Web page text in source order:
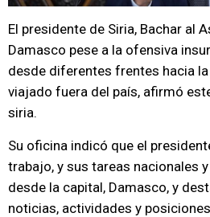
El presidente de Siria, Bachar al
Damasco pese a la ofensiva
desde diferentes frentes hacia
viajado fuera del país, afirmó
siria.
Su oficina indicó que el
trabajo, y sus tareas nacionales
desde la capital, Damasco, y
noticias, actividades y